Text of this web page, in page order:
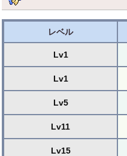
レベル
Lv1
Lv1
Lv5
Lv11
Lv15